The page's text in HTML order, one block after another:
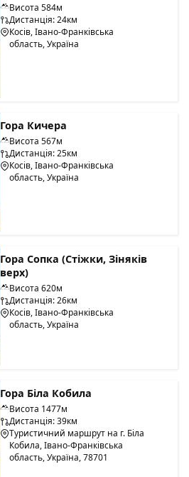
Висота 584м
Дистанція: 24км
Косів, Івано-Франківська
область, Україна
Гора Кичера
Висота 567м
Дистанція: 25км
Косів, Івано-Франківська
область, Україна
Гора Сопка (Стіжки, Зіняків
верх)
Висота 620м
Дистанція: 26км
Косів, Івано-Франківська
область, Україна
Гора Біла Кобила
Висота 1477м
Дистанція: 39км
Туристичний маршрут на г. Біла
Кобила, Івано-Франківська
область, Україна, 78701